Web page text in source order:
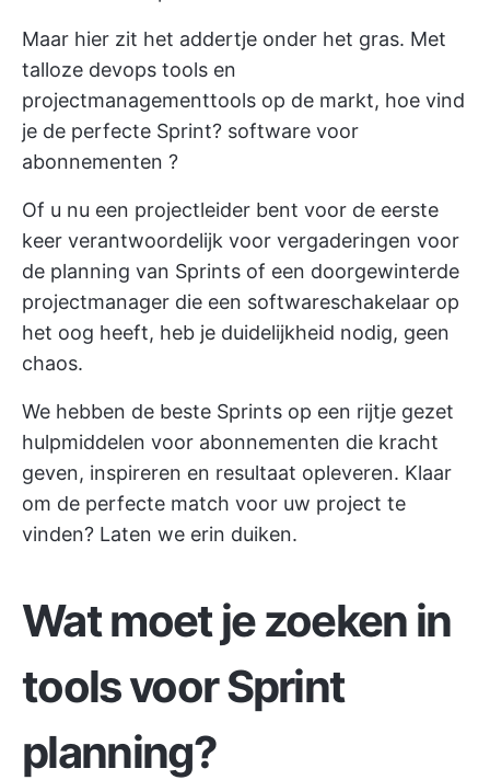
Maar hier zit het addertje onder het gras. Met
talloze devops tools en
projectmanagementtools op de markt, hoe vind
je de perfecte Sprint? software voor
abonnementen ?
Of u nu een projectleider bent voor de eerste
keer verantwoordelijk voor vergaderingen voor
de planning van Sprints of een doorgewinterde
projectmanager die een softwareschakelaar op
het oog heeft, heb je duidelijkheid nodig, geen
chaos.
We hebben de beste Sprints op een rijtje gezet
hulpmiddelen voor abonnementen die kracht
geven, inspireren en resultaat opleveren. Klaar
om de perfecte match voor uw project te
vinden? Laten we erin duiken.
Wat moet je zoeken in
tools voor Sprint
planning?